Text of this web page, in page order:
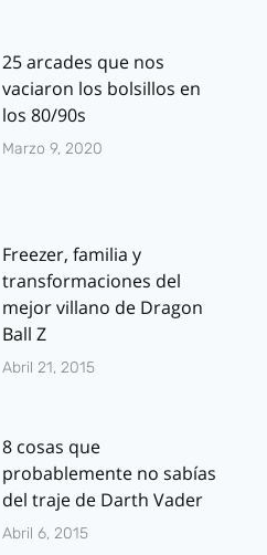
25 arcades que nos
vaciaron los bolsillos en
los 80/90s
Marzo 9, 2020
Freezer, familia y
transformaciones del
mejor villano de Dragon
Ball Z
Abril 21, 2015
8 cosas que
probablemente no sabías
del traje de Darth Vader
Abril 6, 2015